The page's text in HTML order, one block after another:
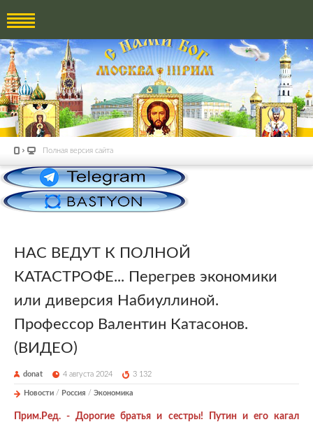
Полная версия сайта
НАС ВЕДУТ К ПОЛНОЙ
КАТАСТРОФЕ... Перегрев экономики
или диверсия Набиуллиной.
Профессор Валентин Катасонов.
(ВИДЕО)
donat 4 августа 2024 3 132
Новости / Россия / Экономика
Прим.Ред. - Дорогие братья и сестры! Путин и его кагал